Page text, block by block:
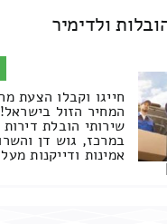
ולדימיר
חייגו וקבלו הצעת
המחיר הזול בישראל!
שירותי הובלת
במרכז, גוש דן
אמינות ודייקנות